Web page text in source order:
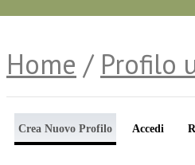
Home / Profilo
Crea Nuovo Profilo Accedi